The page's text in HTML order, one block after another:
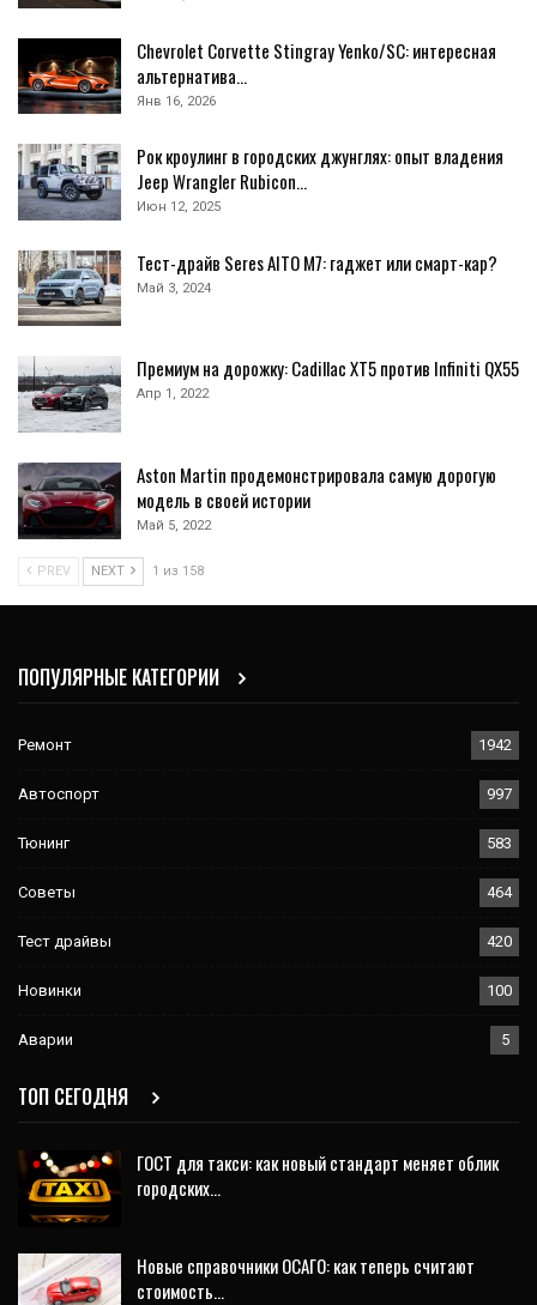
Chevrolet Corvette Stingray Yenko/SC: интересная
альтернатива…
Янв 16, 2026
Рок кроулинг в городских джунглях: опыт владения
Jeep Wrangler Rubicon…
Июн 12, 2025
Тест-драйв Seres AITO M7: гаджет или смарт-кар?
Май 3, 2024
Премиум на дорожку: Cadillac XT5 против Infiniti QX55
Апр 1, 2022
Aston Martin продемонстрировала самую дорогую
модель в своей истории
Май 5, 2022
PREV NEXT 1 из 158
ПОПУЛЯРНЫЕ КАТЕГОРИИ
Ремонт 1942
Автоспорт 997
Тюнинг 583
Советы 464
Тест драйвы 420
Новинки 100
Аварии 5
ТОП СЕГОДНЯ
ГОСТ для такси: как новый стандарт меняет облик
городских…
Новые справочники ОСАГО: как теперь считают
стоимость…